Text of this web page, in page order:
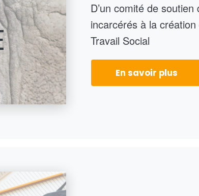
D’un comité de
incarcérés à la
Travail Social
En savoir plus